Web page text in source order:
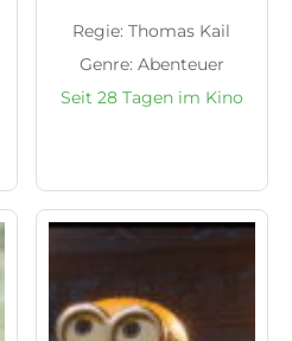
Regie: Thomas Kail
Genre: Abenteuer
Seit 28 Tagen im Kino